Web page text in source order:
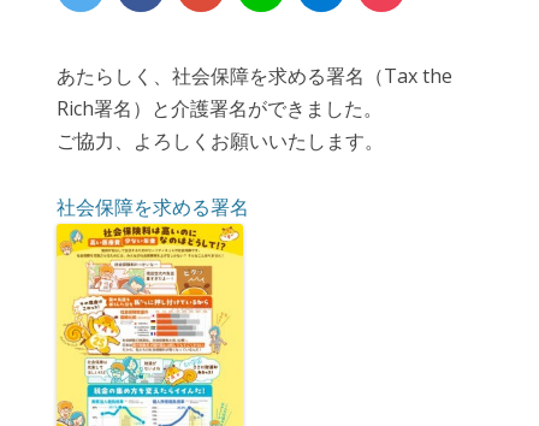
あたらしく、社会保障を求める署名（Tax the
Rich署名）と介護署名ができました。
ご協力、よろしくお願いいたします。
社会保障を求める署名